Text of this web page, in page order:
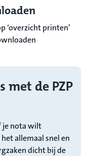
‘overzicht printen’
met de PZP
je nota wilt
allemaal snel en
dicht bij de